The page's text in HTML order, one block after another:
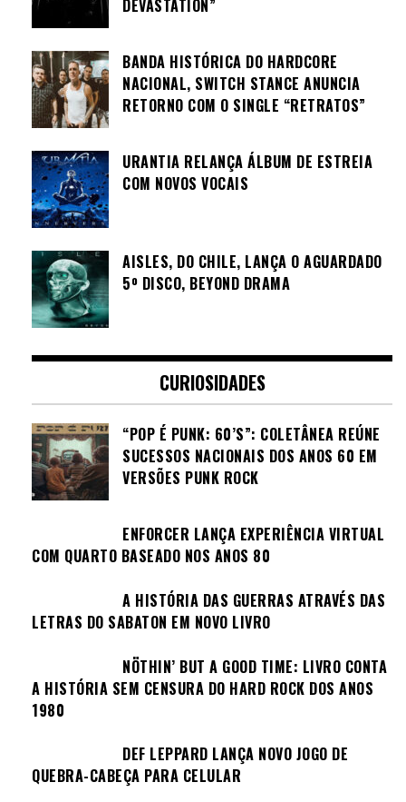
DEVASTATION”
BANDA HISTÓRICA DO HARDCORE
NACIONAL, SWITCH STANCE ANUNCIA
RETORNO COM O SINGLE “RETRATOS”
URANTIA RELANÇA ÁLBUM DE ESTREIA
COM NOVOS VOCAIS
AISLES, DO CHILE, LANÇA O AGUARDADO
5º DISCO, BEYOND DRAMA
CURIOSIDADES
“POP É PUNK: 60’S”: COLETÂNEA REÚNE
SUCESSOS NACIONAIS DOS ANOS 60 EM
VERSÕES PUNK ROCK
ENFORCER LANÇA EXPERIÊNCIA VIRTUAL
COM QUARTO BASEADO NOS ANOS 80
A HISTÓRIA DAS GUERRAS ATRAVÉS DAS
LETRAS DO SABATON EM NOVO LIVRO
NÖTHIN’ BUT A GOOD TIME: LIVRO CONTA
A HISTÓRIA SEM CENSURA DO HARD ROCK DOS ANOS
1980
DEF LEPPARD LANÇA NOVO JOGO DE
QUEBRA-CABEÇA PARA CELULAR